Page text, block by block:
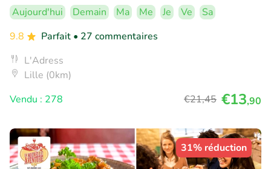
Aujourd'hui Demain Ma Me Je Ve
Sa
9.8
Parfait • 27 commentaires
L'Adress
Lille (0km)
Vendu : 278
€21,45 €13,90
31% réduction